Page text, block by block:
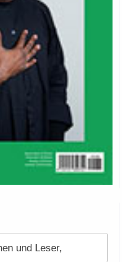
und Leser,